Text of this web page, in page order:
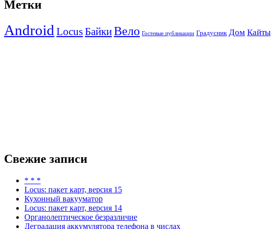
Метки
Android LocusБайкиВело Гостевые публикации Градусник Дом Кайты
Свежие записи
* * *
Locus: пакет карт, версия 15
Кухонный вакууматор
Locus: пакет карт, версия 14
Органолептическое безразличие
Деградация аккумулятора телефона в числах